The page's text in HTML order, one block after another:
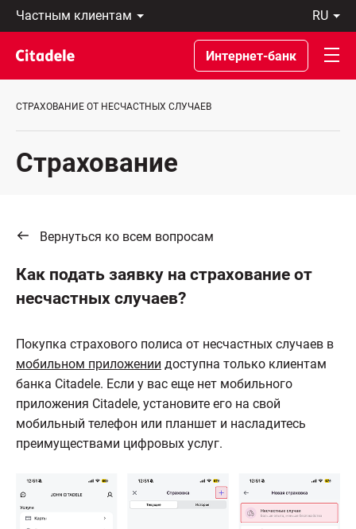
Частным
клиентам
Бизнес-
клиентам
О
C
ru
Eesti
По-
русски
In
Интернет-банк
СТРАХОВАНИЕ ОТ НЕСЧАСТНЫХ СЛУЧАЕВ
Страхование
Вернуться ко всем вопросам
Как подать заявку на страхование от
несчастных случаев?
Покупка страхового полиса от несчастных случаев в
мобильном приложении доступна только клиентам
банка Citadele. Если у вас еще нет мобильного
приложения Citadele, установите его на свой
мобильный телефон или планшет и насладитесь
преимуществами цифровых услуг.